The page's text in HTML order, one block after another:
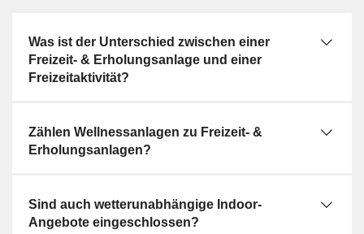
Was ist der Unterschied zwischen einer
Freizeit- & Erholungsanlage und einer
Freizeitaktivität?
Zählen Wellnessanlagen zu Freizeit- &
Erholungsanlagen?
Sind auch wetterunabhängige Indoor-
Angebote eingeschlossen?